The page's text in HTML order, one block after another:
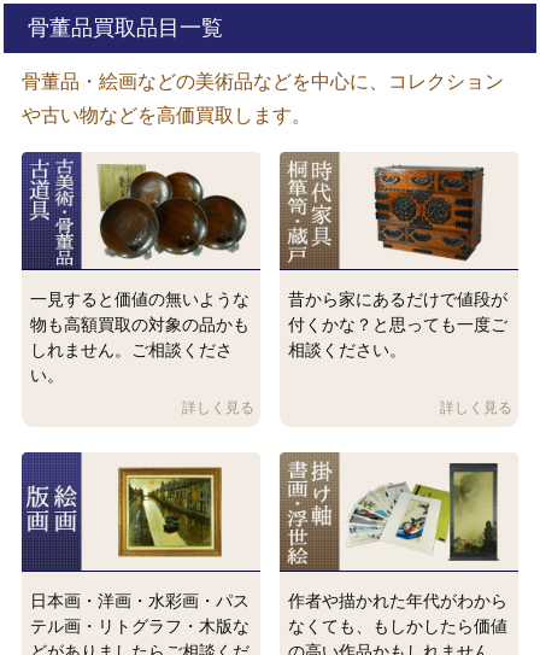
骨董品買取品目一覧
骨董品・絵画などの美術品などを中心に、コレクション
や古い物などを高価買取します。
一見すると価値の無いような
物も高額買取の対象の品かも
しれません。ご相談くださ
い。
昔から家にあるだけで値段が
付くかな？と思っても一度ご
相談ください。
日本画・洋画・水彩画・パス
テル画・リトグラフ・木版な
どがありましたらご相談くだ
作者や描かれた年代がわから
なくても、もしかしたら価値
の高い作品かもしれません。